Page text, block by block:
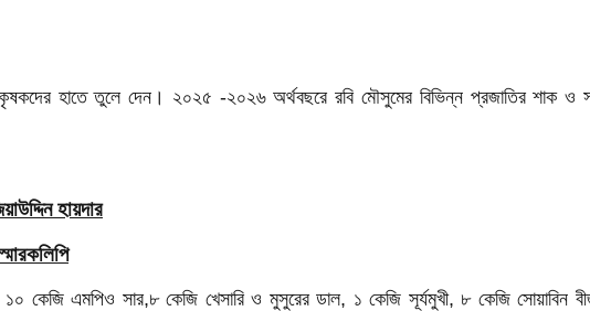
কৃষকদের হাতে তুলে দেন। ২০২৫ -২০২৬ অর্থবছরে রবি মৌসুমের বিভিন্ন প্রজাতির শাক
হায়দার
এমপিও সার,৮ কেজি খেসারি ও মুসুরের ডাল, ১ কেজি সূর্যমুখী, ৮ কেজি সোয়াবিন